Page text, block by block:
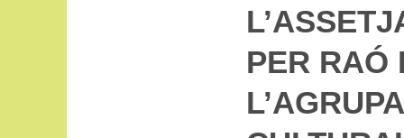
PER RAÓ